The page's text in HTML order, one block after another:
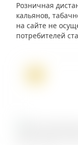
Розничная
кальянов,
на сайте не
потребителей